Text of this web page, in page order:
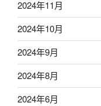
2024年11月
2024年10月
2024年9月
2024年8月
2024年6月